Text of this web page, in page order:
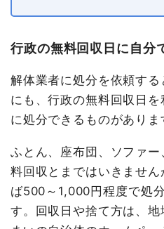
行政の無料回収日に自分
解体業者に処分を依頼す
にも、行政の無料回収日
に処分できるものがありま
ふとん、座布団、ソファ
料回収とまではいきませ
ば500～1,000円程度で処
す。回収日や捨て方は、